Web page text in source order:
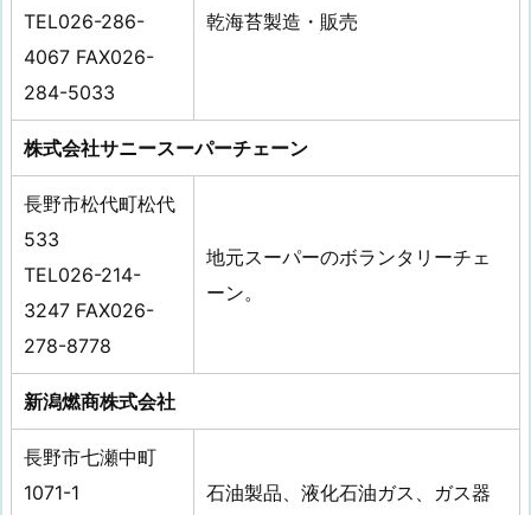
TEL026-286-
4067 FAX026-
284-5033
乾海苔製造・販売
株式会社サニースーパーチェーン
長野市松代町松代
533
TEL026-214-
3247 FAX026-
278-8778
地元スーパーのボランタリーチェ
ーン。
新潟燃商株式会社
長野市七瀬中町
1071-1
石油製品、液化石油ガス、ガス器